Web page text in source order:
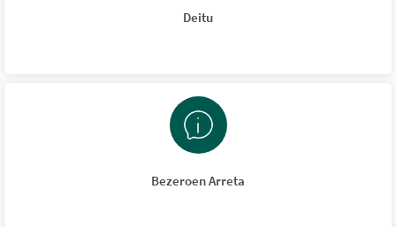
Deitu
Bezeroen Arreta